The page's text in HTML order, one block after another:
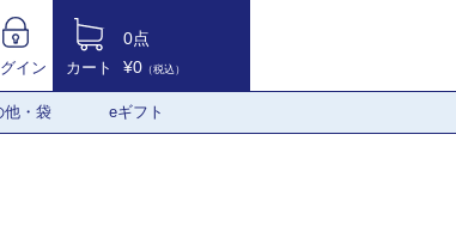
イン カート
0点
¥0 （税込）
他・袋 eギフト